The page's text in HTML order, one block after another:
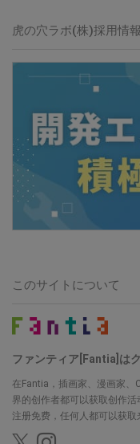
虎の穴ラボ(株)採用情報
このサイトについて
ファンティア[Fantia]は
在Fantia，插画家、漫画家、
界的创作者都可以获取创作活
注册免费，任何人都可以获取